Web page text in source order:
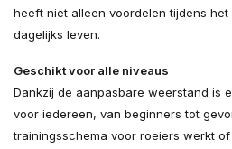
heeft niet alleen voordelen tijdens
dagelijks leven.
Geschikt voor alle niveaus
Dankzij de aanpasbare weerstand is
voor iedereen, van beginners tot
trainingsschema voor roeiers werkt